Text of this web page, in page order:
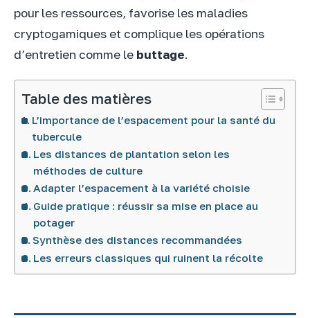
pour les ressources, favorise les maladies
cryptogamiques et complique les opérations
d’entretien comme le buttage.
Table des matières
L’importance de l’espacement pour la santé du
tubercule
Les distances de plantation selon les
méthodes de culture
Adapter l’espacement à la variété choisie
Guide pratique : réussir sa mise en place au
potager
Synthèse des distances recommandées
Les erreurs classiques qui ruinent la récolte